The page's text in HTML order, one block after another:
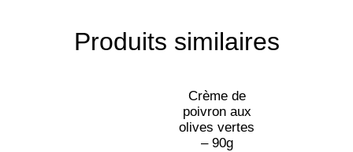
Produits similaires
Crème de
poivron aux
olives vertes
– 90g